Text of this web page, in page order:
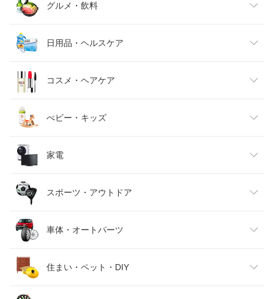
レディースファッション
メンズファッション
キッズファッション
ベビーファッション
インナー・下着・ナイトウェア
バッグ・小物・ブランド雑貨
靴
腕時計
グルメ・飲料
食品
スイーツ・お菓子
水・ソフトドリンク
ビール・洋酒
ワイン
日本酒・焼酎
日用品・ヘルスケア
日用品雑貨・文房具・手芸
ダイエット・健康
医薬品・コンタクト・介護
コスメ・ヘアケア
美容・コスメ・香水
べビー・キッズ
キッズ・ベビー・マタニティ
おもちゃ
家電
家電
TV・オーディオ・カメラ
スマートフォン・タブレット
スポーツ・アウトドア
スポーツ・アウトドア
ゴルフ
車体・オートパーツ
車用品・バイク用品
住まい・ペット・DIY